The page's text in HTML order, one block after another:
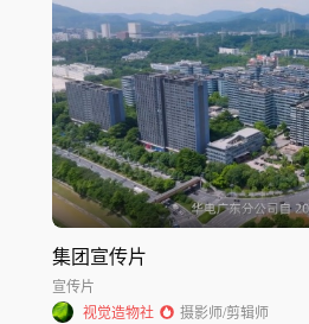
集团宣传片
宣传片
视觉造物社
摄影师/剪辑师